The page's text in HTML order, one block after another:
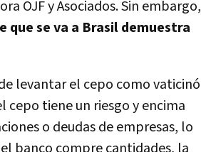
OJF y Asociados. Sin embargo,
que se va a Brasil demuestra
levantar el cepo como vaticinó
cepo tiene un riesgo y encima
o deudas de empresas, lo